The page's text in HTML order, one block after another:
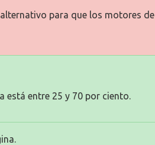
para que los motores de
está entre 25 y 70 por ciento.